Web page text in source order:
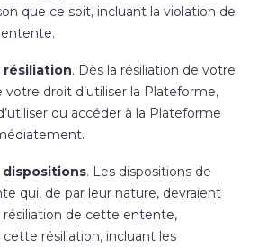
que ce soit, incluant la violation de
. Dès la résiliation de votre
votre droit d’utiliser la Plateforme,
ou accéder à la Plateforme
dispositions. Les dispositions de
qui, de par leur nature, devraient
résiliation de cette entente,
cette résiliation, incluant les